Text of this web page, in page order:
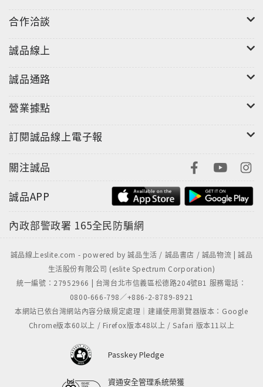
合作洽談
誠品線上
誠品通路
營業據點
訂閱誠品線上電子報
關注誠品
誠品APP
內政部警政署 165全民防騙網
誠品線上eslite.com - powered by 誠品生活 / 誠品書店 / 誠品物流 | 誠品
生活股份有限公司 (eslite Spectrum Corporation)
統一編號：27952966 | 台灣台北市信義區松德路204號B1 服務電話：
0800-666-798／+886-2-8789-8921
本網站已依台灣網站內容分級規定處理｜建議使用瀏覽器版本：Google
Chrome版本60以上 / Firefox版本48以上 / Safari 版本11以上
Passkey Pledge
資通安全管理系統榮獲